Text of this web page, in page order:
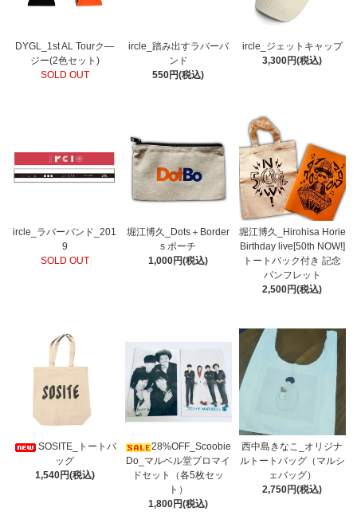
DYGL_1st AL Tourク―
ジー(2色セット)
SOLD OUT
ircle_踏み出すラバーバ
ンド
550円(税込)
ircle_ジェットキャップ
3,300円(税込)
ircle_ラバーバンド_201
9
SOLD OUT
堀江博久_Dots＋Border
s ポーチ
1,000円(税込)
堀江博久_Hirohisa Horie
Birthday live[50th NOW!]
トートバック付き 記念
パンフレット
2,500円(税込)
SOSITE_トートバ
ッグ
1,540円(税込)
28%OFF_Scoobie
Do_マルベル堂プロマイ
ドセット（各5枚セッ
ト）
1,800円(税込)
西中島きなこ_オリジナ
ルトートバッグ（マルシ
ェバッグ）
2,750円(税込)